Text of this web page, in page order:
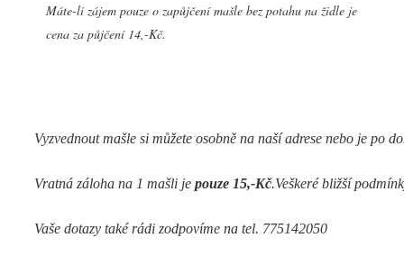
Máte-li zájem pouze o zapůjčení mašle bez potahu na židle je
cena za půjčení 14,-Kč.
Vyzvednout mašle si můžete osobně na naší adrese nebo je po
Vratná záloha na 1 mašli je pouze 15,-Kč.Veškeré bližší
Vaše dotazy také rádi zodpovíme na tel. 775142050